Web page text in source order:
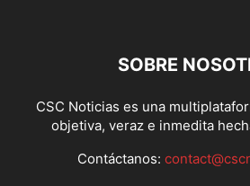
SOBRE
CSC Noticias es una
objetiva, veraz e inmedita
Contáctanos: